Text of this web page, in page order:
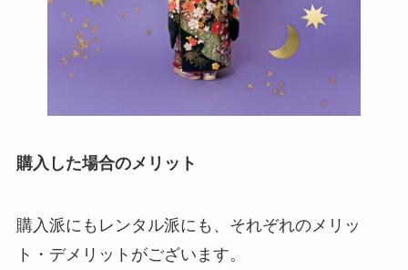
購入した場合のメリット
購入派にもレンタル派にも、それぞれのメリッ
ト・デメリットがございます。